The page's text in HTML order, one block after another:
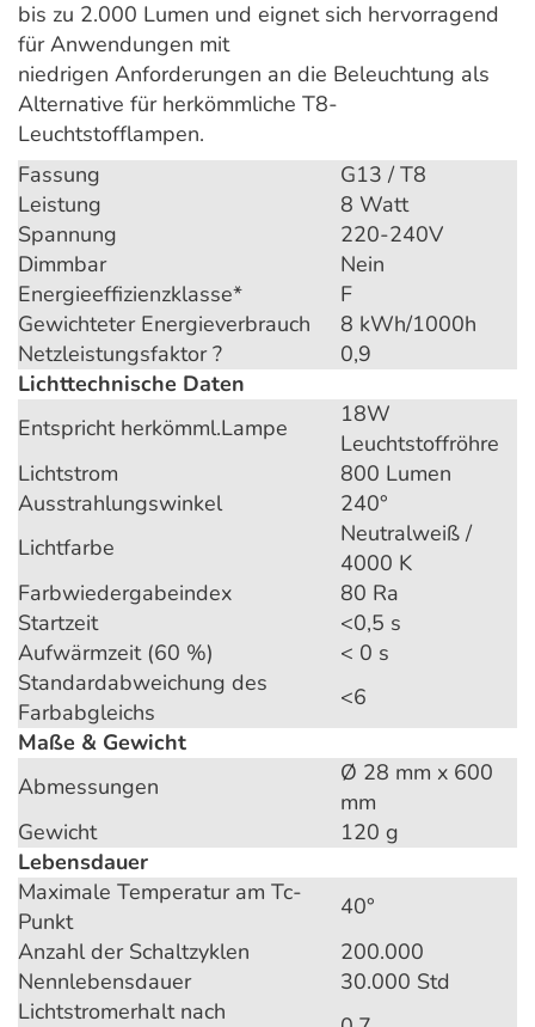
bis zu 2.000 Lumen und eignet sich hervorragend
für Anwendungen mit
niedrigen Anforderungen an die Beleuchtung als
Alternative für herkömmliche T8-
Leuchtstofflampen.
Fassung
G13 / T8
Leistung
8 Watt
Spannung
220-240V
Dimmbar
Nein
Energieeffizienzklasse*
F
Gewichteter Energieverbrauch
8 kWh/1000h
Netzleistungsfaktor ?
0,9
Lichttechnische Daten
Entspricht herkömml.Lampe
18W
Leuchtstoffröhre
Lichtstrom
800 Lumen
Ausstrahlungswinkel
240°
Lichtfarbe
Neutralweiß /
4000 K
Farbwiedergabeindex
80 Ra
Startzeit
<0,5 s
Aufwärmzeit (60 %)
< 0 s
Standardabweichung des
Farbabgleichs
<6
Maße & Gewicht
Abmessungen
Ø 28 mm x 600
mm
Gewicht
120 g
Lebensdauer
Maximale Temperatur am Tc-
Punkt
40°
Anzahl der Schaltzyklen
200.000
Nennlebensdauer
30.000 Std
Lichtstromerhalt nach